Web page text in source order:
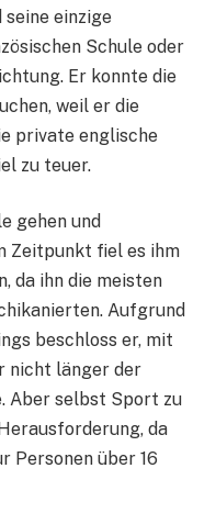
einzige
Schule oder
Er konnte die
weil er die
private englische
zu teuer.
gehen und
Zeitpunkt fiel es ihm
da ihn die meisten
Aufgrund
beschloss er, mit
nicht länger der
Aber selbst Sport zu
da
Personen über 16